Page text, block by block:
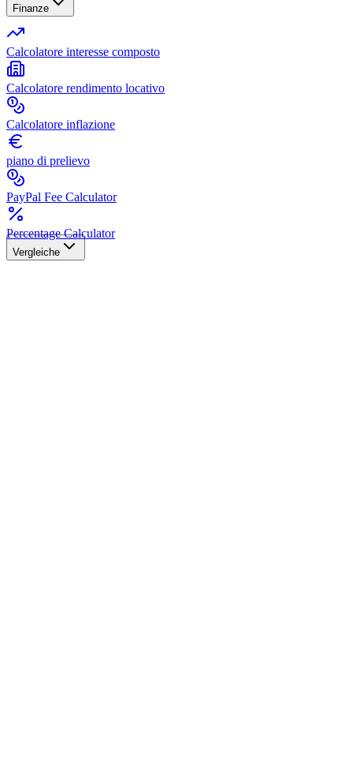
Finanze
Calcolatore interesse composto
Calcolatore rendimento locativo
Calcolatore inflazione
piano di prelievo
PayPal Fee Calculator
Percentage Calculator
Vergleiche